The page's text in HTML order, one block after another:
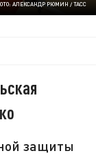
АЛЕКСАНДР РЮМИН / ТАСС
защиты